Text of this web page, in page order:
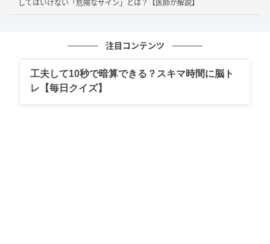
ようになった、こうしたサインがあるときは、一度歯
実は逆効果？ガム選びと「噛み過ぎ」が引き
起こすトラブル
してはいけない「危険なサイン」とは？【医師が解説】
注目コンテンツ
工夫して10秒で暗算できる？スキマ時間に脳ト
レ【毎日クイズ】